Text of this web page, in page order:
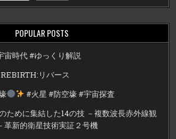
POPULAR POSTS
宙時代 #ゆっくり解説
リバース
#火星 #防空壕 #宇宙探査
ために集結した14の技 －複数波長赤外線観
新的衛星技術実証２号機